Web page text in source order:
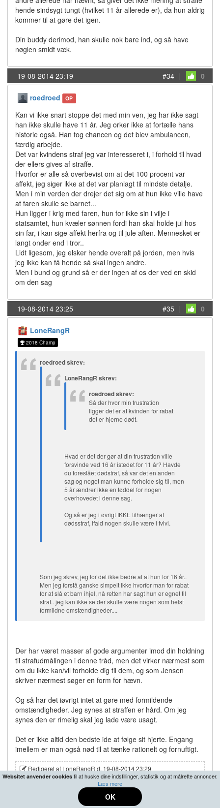
hende sindsygt tungt (hvilket 11 år allerede er), da hun aldrig
kommer til at gøre det igen.
Din buddy derimod, han skulle nok bare ind, og så have
nøglen smidt væk.
19-08-2014 23:19 #34 | 0
roedroed OP
Kan vi ikke snart stoppe det med min ven, jeg har ikke sagt
han ikke skulle have 11 år. Jeg orker ikke at fortælle hans
historie også. Han tog chancen og det blev ambulancen,
færdig arbejde.
Det var kvindens straf jeg var interesseret i, i forhold til hvad
der ellers gives af straffe.
Hvorfor er alle så overbevist om at det 100 procent var
affekt, jeg siger ikke at det var planlagt til mindste detalje.
Men i min verden der drejer det sig om at hun ikke ville have
at faren skulle se barnet...
Hun ligger i krig med faren, hun for ikke sin i vilje i
statsamtet, hun kvæler sønnen fordi han skal holde jul hos
sin far, i kan sige affekt herfra og til jule aften. Mennesket er
langt onder end i tror..
Lidt ligesom, jeg elsker hende overalt på jorden, men hvis
jeg ikke kan få hende så skal ingen andre.
Men i bund og grund så er der ingen af os der ved en skid
om den sag
19-08-2014 23:25 #35 | 0
LoneRangR
2018 Champ
roedroed skrev:
LoneRangR skrev:
roedroed skrev:
Så der hvor min frustration
ligger det er at kvinden for rabat
det er hjerne dødt.
Hvad er det der gør at din frustration ville
forsvinde ved 16 år istedet for 11 år? Havde
du foreslået dødstraf, så var det en anden
sag og noget man kunne forholde sig til, men
5 år ændrer ikke en tøddel for nogen
overhovedet i denne sag.
Og så er jeg i øvrigt IKKE tilhænger af
dødsstraf, ifald nogen skulle være i tvivl.
Som jeg skrev, jeg for det ikke bedre af at hun for 16 år..
Men jeg forstå ganske simpelt ikke hvorfor man for rabat
for at slå et barn ihjel, nå retten har sagt hun er egnet til
straf.. jeg kan ikke se der skulle være nogen som helst
formildne omstændigheder....
Der har været masser af gode argumenter imod din holdning
til strafudmålingen i denne tråd, men det virker nærmest som
om du ikke kan/vil forholde dig til dem, og som Jensen
skriver nærmest søger en form for hævn.
Og så har det iøvrigt intet at gøre med formildende
omstændigheder. Jeg synes at straffen er hård. Om jeg
synes den er rimelig skal jeg lade være usagt.
Det er ikke altid den bedste ide at følge sit hjerte. Engang
imellem er man også nød til at tænke rationelt og fornuftigt.
Redigeret af LoneRangR d. 19-08-2014 23:29
Websitet anvender cookies til at huske dine indstillinger, statistik og at målrette annoncer.
Læs mere
OK